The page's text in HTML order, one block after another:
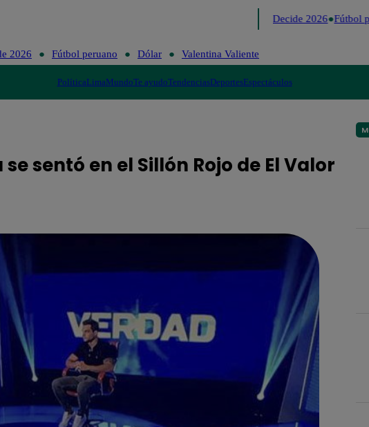
Perú Decide 2026 Fútbol
2026 Fútbol peruano Dólar Valentina Valiente
PolíticaLimaMundoTe ayudoTendenciasDeportesEspectáculos
sentó en el Sillón Rojo de El Valor